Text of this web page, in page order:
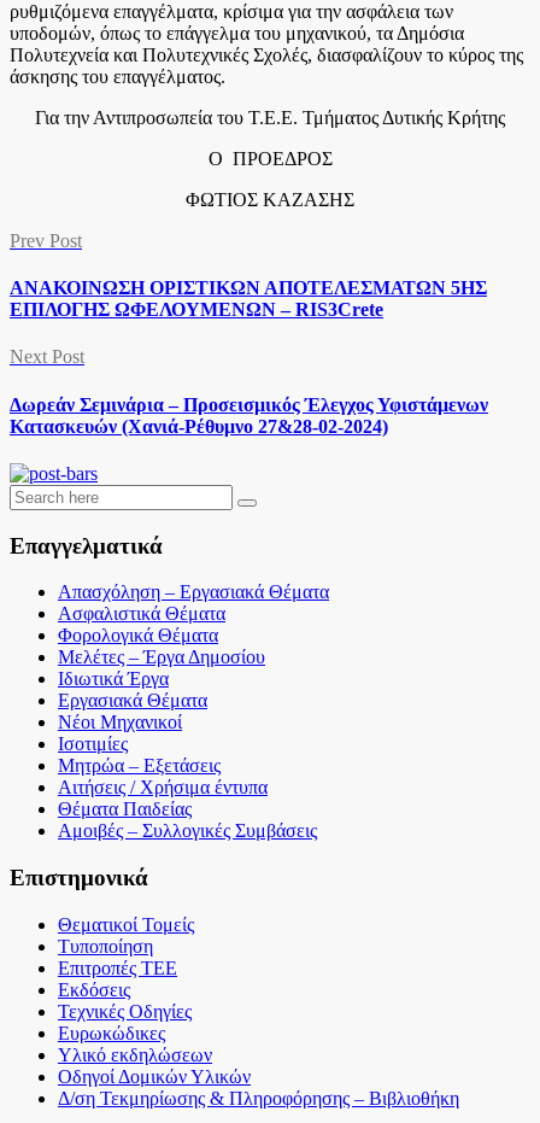
ρυθμιζόμενα επαγγέλματα, κρίσιμα για την ασφάλεια των
υποδομών, όπως το επάγγελμα του μηχανικού, τα Δημόσια
Πολυτεχνεία και Πολυτεχνικές Σχολές, διασφαλίζουν το κύρος της
άσκησης του επαγγέλματος.
Για την Αντιπροσωπεία του Τ.Ε.Ε. Τμήματος Δυτικής Κρήτης
Ο ΠΡΟΕΔΡΟΣ
ΦΩΤΙΟΣ ΚΑΖΑΣΗΣ
Prev Post
ΑΝΑΚΟΙΝΩΣΗ ΟΡΙΣΤΙΚΩΝ ΑΠΟΤΕΛΕΣΜΑΤΩΝ 5ΗΣ
ΕΠΙΛΟΓΗΣ ΩΦΕΛΟΥΜΕΝΩΝ – RIS3Crete
Next Post
Δωρεάν Σεμινάρια – Προσεισμικός Έλεγχος Υφιστάμενων
Κατασκευών (Χανιά-Ρέθυμνο 27&28-02-2024)
Επαγγελματικά
Απασχόληση – Εργασιακά Θέματα
Ασφαλιστικά Θέματα
Φορολογικά Θέματα
Μελέτες – Έργα Δημοσίου
Ιδιωτικά Έργα
Εργασιακά Θέματα
Νέοι Μηχανικοί
Ισοτιμίες
Μητρώα – Εξετάσεις
Αιτήσεις / Χρήσιμα έντυπα
Θέματα Παιδείας
Αμοιβές – Συλλογικές Συμβάσεις
Επιστημονικά
Θεματικοί Τομείς
Τυποποίηση
Επιτροπές ΤΕΕ
Εκδόσεις
Τεχνικές Οδηγίες
Ευρωκώδικες
Υλικό εκδηλώσεων
Οδηγοί Δομικών Υλικών
Δ/ση Τεκμηρίωσης & Πληροφόρησης – Βιβλιοθήκη